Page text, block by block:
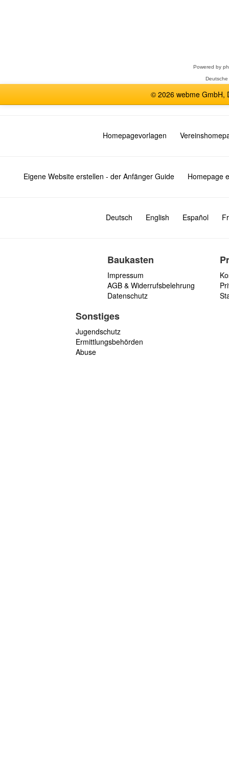
Powered by
© 2026 webme GmbH,
Homepagevorlagen
Eigene Website erstellen - der Anfänger Guide Homepage
Deutsch English Español
Baukasten
Impressum
AGB & Widerrufsbelehrung
Datenschutz
Sonstiges
Jugendschutz
Ermittlungsbehörden
Abuse